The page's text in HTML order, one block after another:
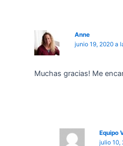
Anne
junio 19, 2020 a
Muchas gracias! Me
Equipo
julio 10,